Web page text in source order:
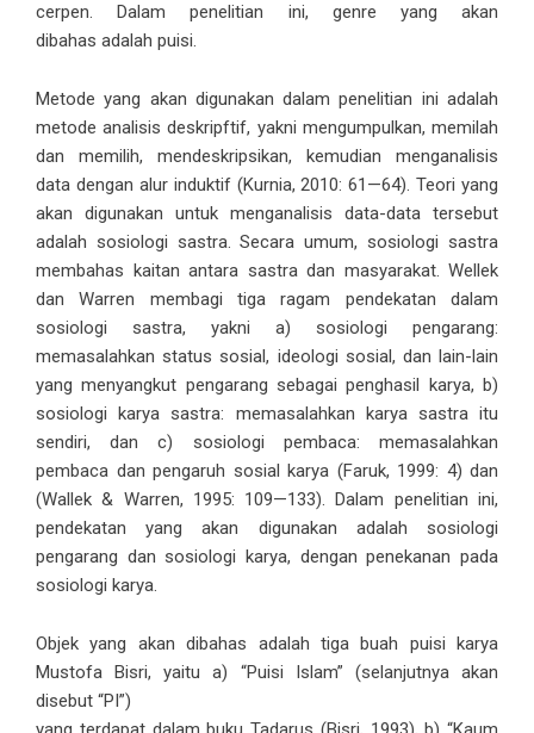
cerpen. Dalam penelitian ini, genre yang akan
dibahas adalah puisi.
Metode yang akan digunakan dalam penelitian ini adalah
metode analisis deskripftif, yakni mengumpulkan, memilah
dan memilih, mendeskripsikan, kemudian menganalisis
data dengan alur induktif (Kurnia, 2010: 61—64). Teori yang
akan digunakan untuk menganalisis data-data tersebut
adalah sosiologi sastra. Secara umum, sosiologi sastra
membahas kaitan antara sastra dan masyarakat. Wellek
dan Warren membagi tiga ragam pendekatan dalam
sosiologi sastra, yakni a) sosiologi pengarang:
memasalahkan status sosial, ideologi sosial, dan lain-lain
yang menyangkut pengarang sebagai penghasil karya, b)
sosiologi karya sastra: memasalahkan karya sastra itu
sendiri, dan c) sosiologi pembaca: memasalahkan
pembaca dan pengaruh sosial karya (Faruk, 1999: 4) dan
(Wallek & Warren, 1995: 109—133). Dalam penelitian ini,
pendekatan yang akan digunakan adalah sosiologi
pengarang dan sosiologi karya, dengan penekanan pada
sosiologi karya.
Objek yang akan dibahas adalah tiga buah puisi karya
Mustofa Bisri, yaitu a) “Puisi Islam” (selanjutnya akan
disebut “PI”)